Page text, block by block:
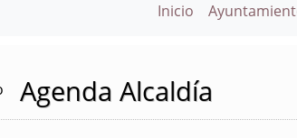
Inicio
Agenda Alcaldía